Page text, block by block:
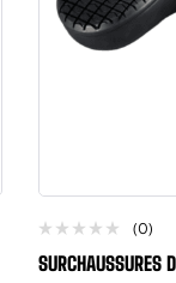
(0)
SURCHAUSSURES